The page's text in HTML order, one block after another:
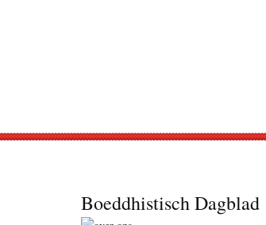
Boeddhistisch Dagblad